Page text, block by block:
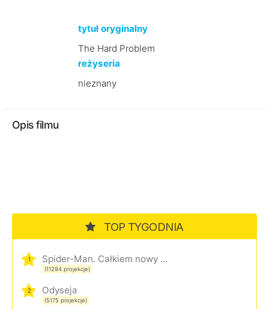
tytuł oryginalny
The Hard Problem
reżyseria
nieznany
Opis filmu
TOP TYGODNIA
1 Spider-Man. Całkiem nowy dzień
(11294 projekcje)
2 Odyseja
(5175 projekcje)